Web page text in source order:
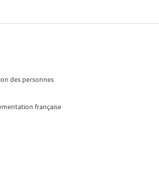
des personnes
française